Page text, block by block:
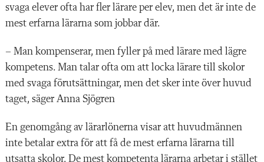
svaga elever ofta har fler lärare per elev, men det är inte de
mest erfarna lärarna som jobbar där.
– Man kompenserar, men fyller på med lärare med lägre
kompetens. Man talar ofta om att locka lärare till skolor
med svaga förutsättningar, men det sker inte över huvud
taget, säger Anna Sjögren
En genomgång av lärarlönerna visar att huvudmännen
inte betalar extra för att få de mest erfarna lärarna till
utsatta skolor. De mest kompetenta lärarna arbetar i stället